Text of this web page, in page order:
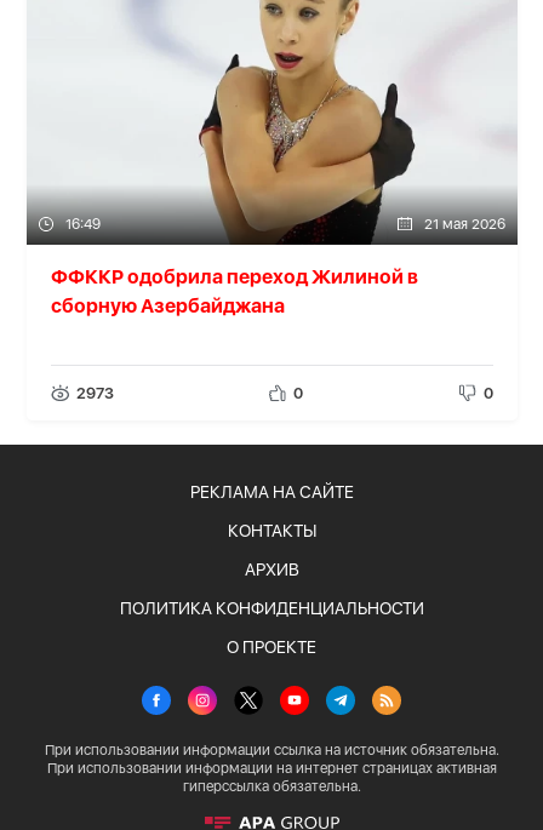
16:49 21 мая 2026
ФФККР одобрила переход Жилиной в
сборную Азербайджана
2973 0 0
РЕКЛАМА НА САЙТЕ
КОНТАКТЫ
АРХИВ
ПОЛИТИКА КОНФИДЕНЦИАЛЬНОСТИ
О ПРОЕКТЕ
При использовании информации ссылка на источник обязательна.
При использовании информации на интернет страницах активная
гиперссылка обязательна.